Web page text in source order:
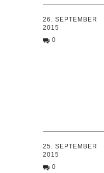
26. SEPTEMBER
2015
0
25. SEPTEMBER
2015
0